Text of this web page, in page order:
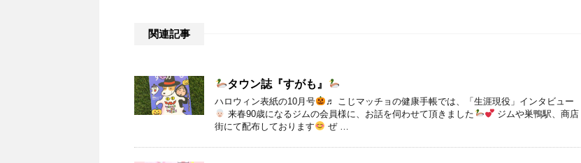
関連記事
タウン誌『すがも』
ハロウィン表紙の10月号
♬ こじマッチョの健康手帳では、「生涯現役」インタビュー
来春90歳になるジムの会員様に、お話を伺わせて頂きました
ジムや巣鴨駅、商店
街にて配布しております
ぜ …